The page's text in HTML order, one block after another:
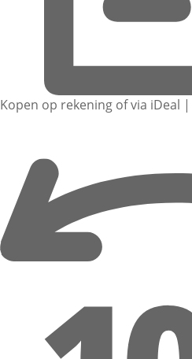
Kopen op rekening of via iDeal